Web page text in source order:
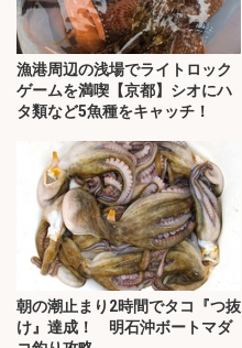
漁港周辺の浅場でライトロック
ゲームを満喫【京都】シオにハ
タ類など5魚種をキャッチ！
朝の潮止まり2時間でタコ『つ抜
け』達成！ 明石沖ボートマダ